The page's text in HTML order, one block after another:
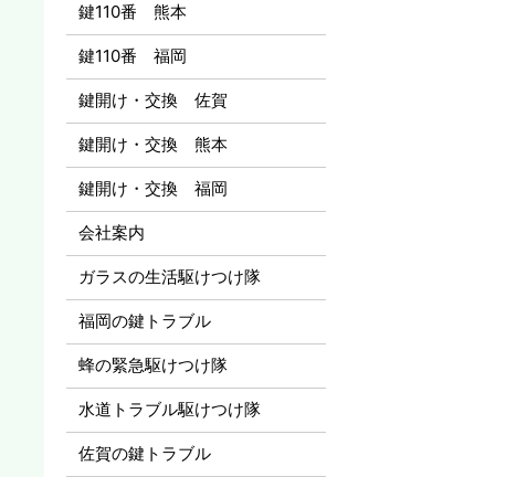
鍵110番 熊本
鍵110番 福岡
鍵開け・交換 佐賀
鍵開け・交換 熊本
鍵開け・交換 福岡
会社案内
ガラスの生活駆けつけ隊
福岡の鍵トラブル
蜂の緊急駆けつけ隊
水道トラブル駆けつけ隊
佐賀の鍵トラブル